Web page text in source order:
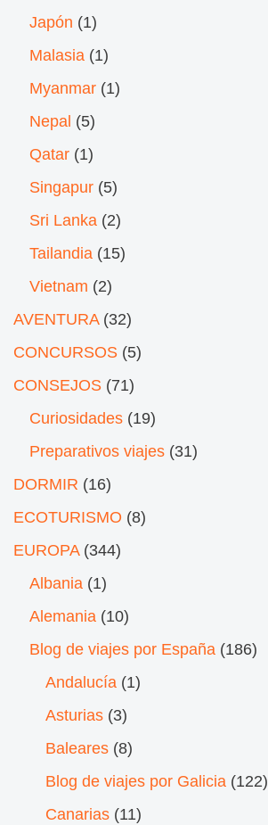
Japón (1)
Malasia (1)
Myanmar (1)
Nepal (5)
Qatar (1)
Singapur (5)
Sri Lanka (2)
Tailandia (15)
Vietnam (2)
AVENTURA(32)
CONCURSOS (5)
CONSEJOS (71)
Curiosidades (19)
Preparativos viajes (31)
DORMIR (16)
ECOTURISMO (8)
EUROPA(344)
Albania (1)
Alemania (10)
Blog de viajes por España (186)
Andalucía (1)
Asturias (3)
Baleares (8)
Blog de viajes por Galicia (122)
Canarias (11)